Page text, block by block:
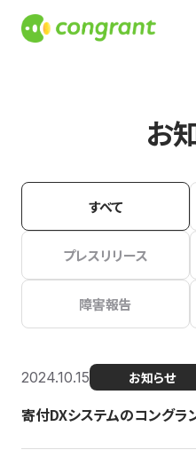
お
すべて
プレスリリース
障害報告
2024.10.15 お知らせ
寄付DXシステムのコングラ